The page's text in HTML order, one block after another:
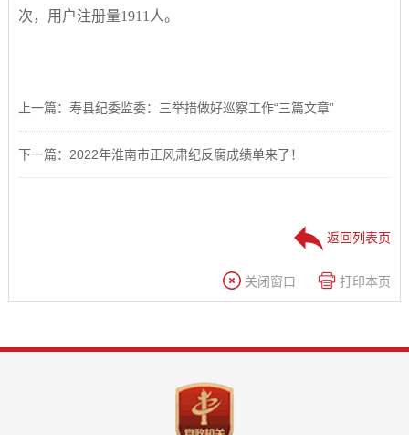
次，用户注册量1911人。
上一篇：寿县纪委监委：三举措做好巡察工作“三篇文章”
下一篇：2022年淮南市正风肃纪反腐成绩单来了！
返回列表页
关闭窗口 打印本页